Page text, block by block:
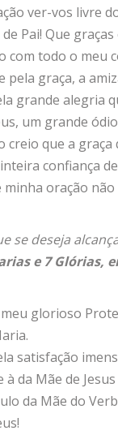
ver-vos livre
Pai! Que
com todo o meu
pela graça, a
grande alegria
um grande
creio que a
confiança
minha oração
se deseja
e 7
meu glorioso
satisfação
da Mãe de
da Mãe do